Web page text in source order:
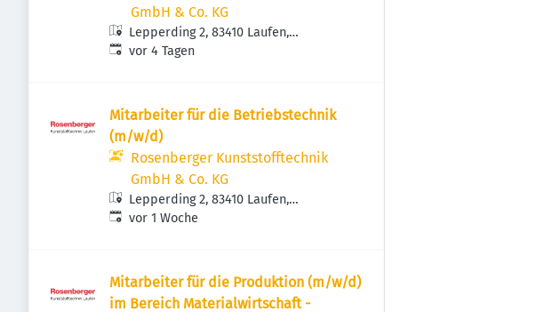
GmbH & Co. KG
Lepperding 2, 83410 Laufen,
Deutschland
Veröffentlicht:
vor 4 Tagen
Mitarbeiter für die Betriebstechnik
(m/w/d)
Rosenberger Kunststofftechnik
GmbH & Co. KG
Lepperding 2, 83410 Laufen,
Deutschland
Veröffentlicht:
vor 1 Woche
Mitarbeiter für die Produktion (m/w/d)
im Bereich Materialwirtschaft -